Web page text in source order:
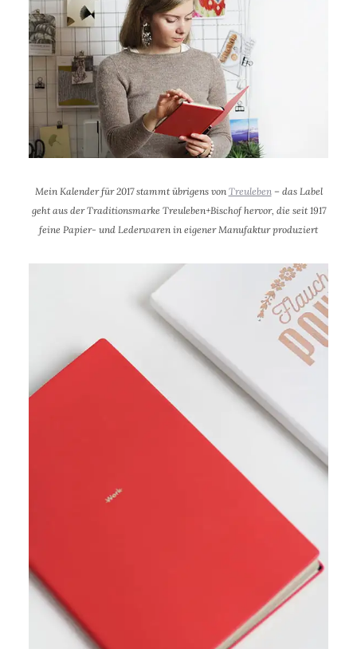
Mein Kalender für 2017 stammt übrigens von Treuleben – das Label
geht aus der Traditionsmarke Treuleben+Bischof hervor, die seit 1917
feine Papier- und Lederwaren in eigener Manufaktur produziert